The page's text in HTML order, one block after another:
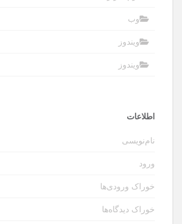
وب
ویندوز
ویندوز
اطلاعات
نام‌نویسی
ورود
خوراک ورودی‌ها
خوراک دیدگاه‌ها